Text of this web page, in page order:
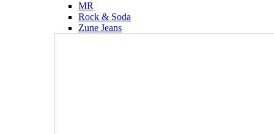
MR
Rock & Soda
Zune Jeans